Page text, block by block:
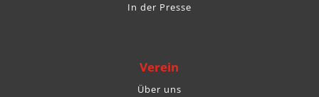
In der Presse
Verein
Über uns